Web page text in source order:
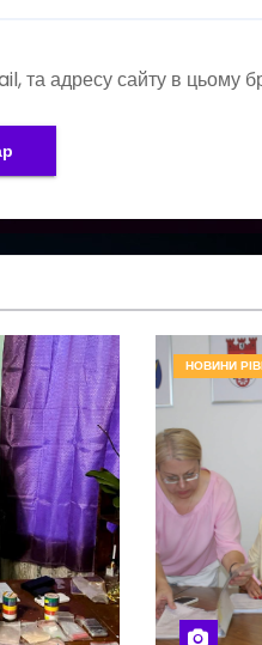
та адресу сайту в цьому
НОВИНИ